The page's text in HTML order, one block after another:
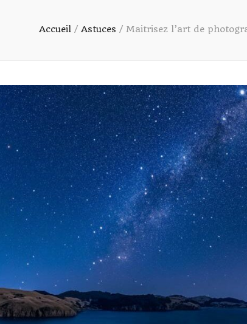
Accueil / Astuces / Maitrisez l’art de